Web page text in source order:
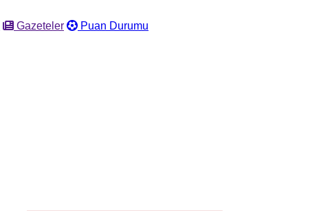
Gazeteler
Puan Durumu